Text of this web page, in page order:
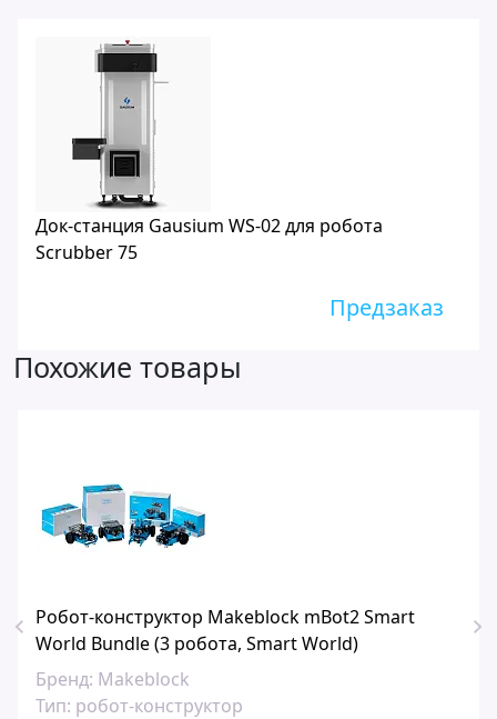
Док-станция Gausium WS-02 для робота
Scrubber 75
Предзаказ
Похожие товары
Робот-конструктор Makeblock mBot2 Smart
World Bundle (3 робота, Smart World)
Бренд: Makeblock
Тип: робот-конструктор